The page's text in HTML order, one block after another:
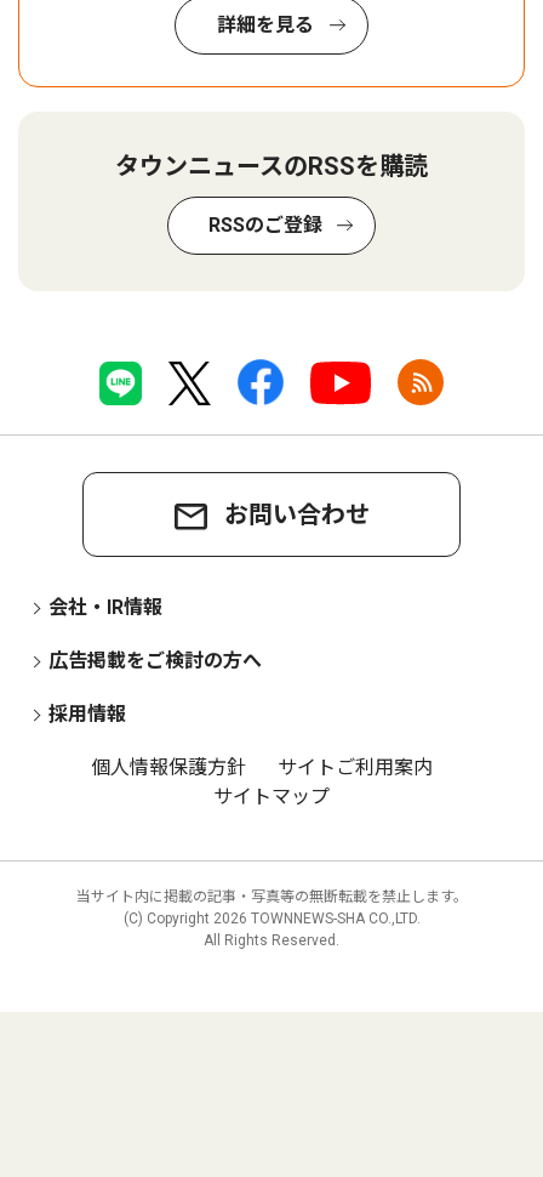
詳細を見る
タウンニュースのRSSを購読
RSSのご登録
お問い合わせ
会社・IR情報
広告掲載をご検討の方へ
採用情報
個人情報保護方針
サイトご利用案内
サイトマップ
当サイト内に掲載の記事・写真等の無断転載を禁止します。
(C) Copyright 2026 TOWNNEWS-SHA CO.,LTD.
All Rights Reserved.